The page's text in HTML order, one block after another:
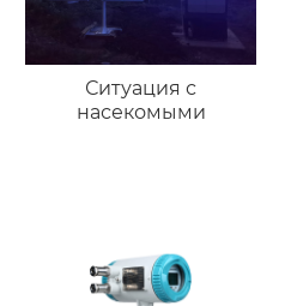
Ситуация с
насекомыми